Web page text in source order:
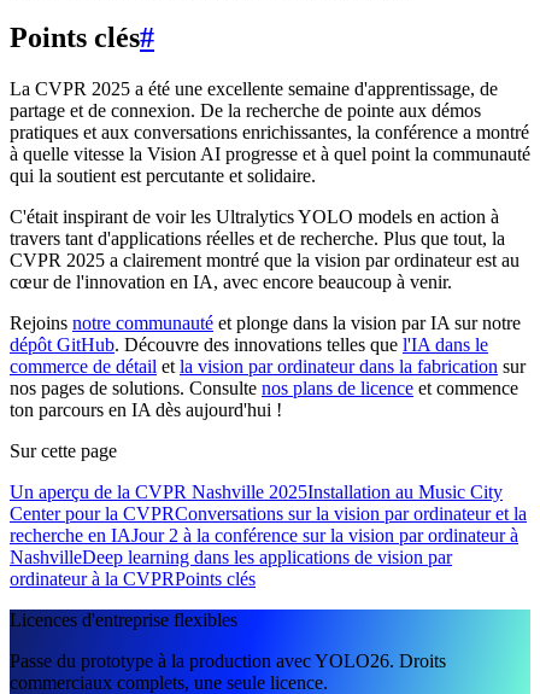
Points clés#
La CVPR 2025 a été une excellente semaine d'apprentissage, de
partage et de connexion. De la recherche de pointe aux démos
pratiques et aux conversations enrichissantes, la conférence a montré
à quelle vitesse la Vision AI progresse et à quel point la communauté
qui la soutient est percutante et solidaire.
C'était inspirant de voir les Ultralytics YOLO models en action à
travers tant d'applications réelles et de recherche. Plus que tout, la
CVPR 2025 a clairement montré que la vision par ordinateur est au
cœur de l'innovation en IA, avec encore beaucoup à venir.
Rejoins notre communauté et plonge dans la vision par IA sur notre
dépôt GitHub. Découvre des innovations telles que l'IA dans le
commerce de détail et la vision par ordinateur dans la fabrication sur
nos pages de solutions. Consulte nos plans de licence et commence
ton parcours en IA dès aujourd'hui !
Sur cette page
Un aperçu de la CVPR Nashville 2025Installation au Music City
Center pour la CVPRConversations sur la vision par ordinateur et la
recherche en IAJour 2 à la conférence sur la vision par ordinateur à
NashvilleDeep learning dans les applications de vision par
ordinateur à la CVPRPoints clés
Licences d'entreprise flexibles
Passe du prototype à la production avec YOLO26. Droits
commerciaux complets, une seule licence.